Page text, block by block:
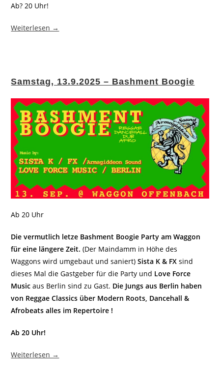
Ab? 20 Uhr!
Weiterlesen →
Samstag, 13.9.2025 – Bashment Boogie
Ab 20 Uhr
Die vermutlich letze Bashment Boogie Party am Waggon
für eine längere Zeit.(Der Maindamm in Höhe des
Waggons wird umgebaut und saniert)Sista K & FXsind
dieses Mal die Gastgeber für die Party und Love Force
Music aus Berlin sind zu Gast. Die Jungs aus Berlin haben
von Reggae Classics über Modern Roots, Dancehall &
Afrobeats alles im Repertoire !
Ab 20 Uhr!
Weiterlesen →